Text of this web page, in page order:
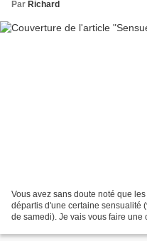
Par Richard
Vous avez sans doute noté que
départis d'une certaine sensualité
de samedi). Je vais vous faire une